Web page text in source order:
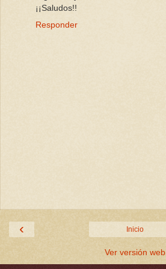
¡¡Saludos!!
Responder
‹ Inicio
Ver versión web